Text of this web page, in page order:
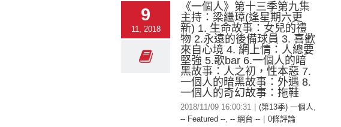
9
11, 2018
《一個人》第十三季第九集
主持：梁繼璋(逢星期六更
新) 1. 生命故事：女兒的禮
物 2.永遠的後備球員 3. 喜歡
來自心境 4. 網上情：人總要
堅強 5.歌bar 6.一個人的暗
黑故事：人之初，性本惡 7.
一個人的暗黑故事：外遇 8.
一個人的奇幻故事：拖鞋
2018/11/09 16:00:31 (第13季) 一個人,
-- Featured --, -- 網台 -- 0條評論